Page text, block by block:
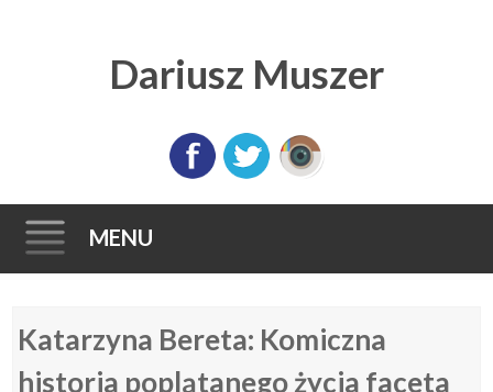
Dariusz Muszer
MENU
to
Katarzyna Bereta: Komiczna
historia poplątanego życia faceta